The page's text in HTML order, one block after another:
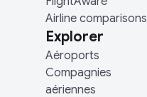
Airline comparisons
Explorer
Aéroports
Compagnies
aériennes